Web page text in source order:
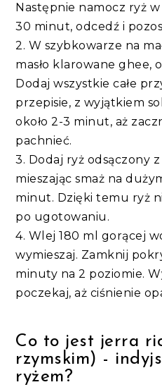
Następnie namocz ryż
30 minut, odcedź i
2. W szybkowarze na
masło klarowane ghee,
Dodaj wszystkie całe
przepisie, z wyjątkiem
około 2-3 minut, aż
pachnieć.
3. Dodaj ryż odsączony
mieszając smaż na
minut. Dzięki temu ryż
po ugotowaniu.
4. Wlej 180 ml gorącej
wymieszaj. Zamknij
minuty na 2 poziomie.
poczekaj, aż ciśnienie
Co to jest jerra
rzymskim) -
ryżem?